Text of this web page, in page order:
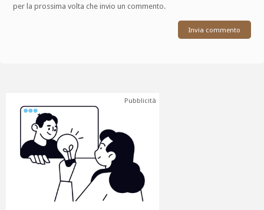
per la prossima volta che invio un commento.
Pubblicità